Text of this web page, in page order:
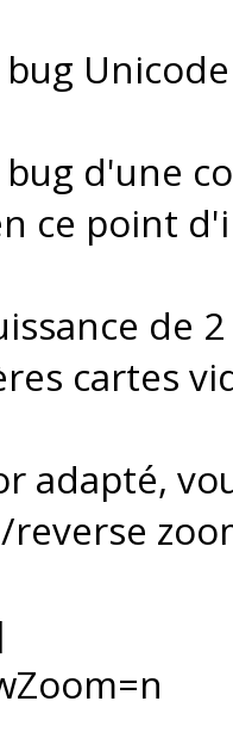
d'une
ce point
de
cartes
adapté,